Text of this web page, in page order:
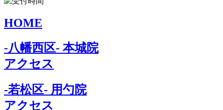
HOME
-八幡西区- 本城院
アクセス
-若松区- 用勺院
アクセス